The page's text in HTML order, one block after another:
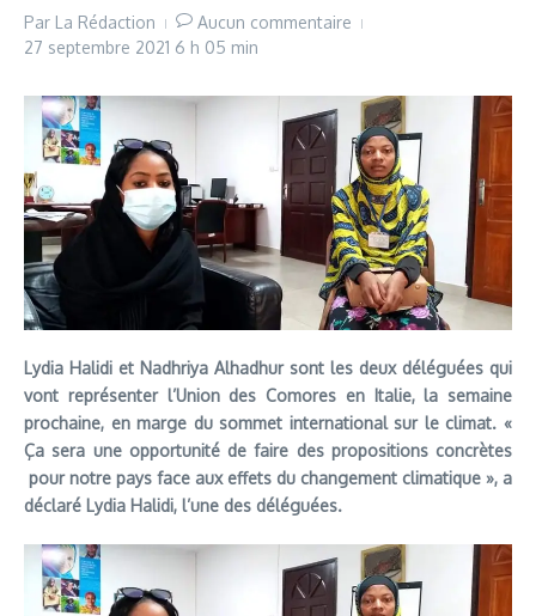
Par La Rédaction
Aucun commentaire
27 septembre 2021 6 h 05 min
Lydia Halidi et Nadhriya Alhadhur sont les deux déléguées qui
vont représenter l’Union des Comores en Italie, la semaine
prochaine, en marge du sommet international sur le climat. «
Ça sera une opportunité de faire des propositions concrètes
pour notre pays face aux effets du changement climatique », a
déclaré Lydia Halidi, l’une des déléguées.